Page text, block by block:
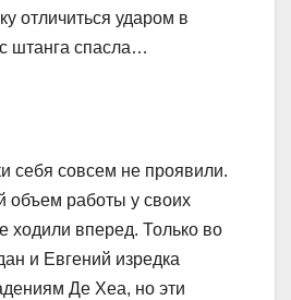
отличиться ударом в
штанга спасла…
себя совсем не проявили.
объем работы у своих
ходили вперед. Только во
и Евгений изредка
Де Хеа, но эти